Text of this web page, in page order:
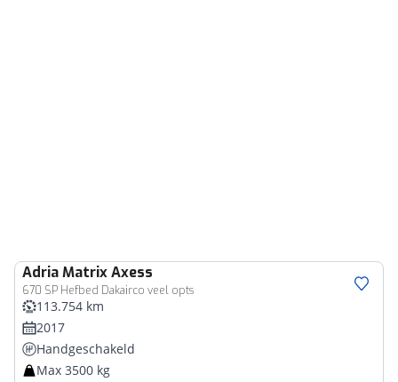
AdriaMatrix Axess
670 SP Hefbed Dakairco veel opts
113.754 km
2017
Handgeschakeld
Max 3500 kg